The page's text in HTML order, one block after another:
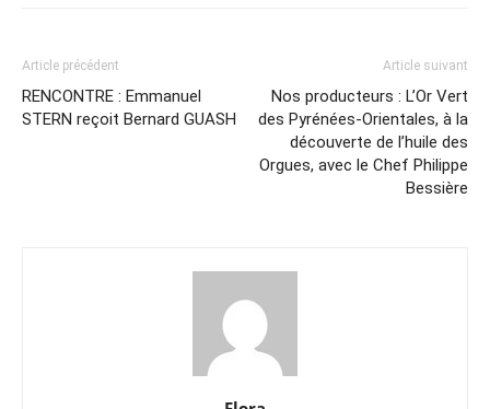
Article précédent
RENCONTRE : Emmanuel
STERN reçoit Bernard GUASH
Article suivant
Nos producteurs : L’Or Vert
des Pyrénées-Orientales, à la
découverte de l’huile des
Orgues, avec le Chef Philippe
Bessière